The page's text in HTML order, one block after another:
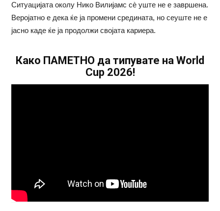
Ситуацијата околу Нико Вилијамс сè уште не е завршена.
Веројатно е дека ќе ја промени средината, но сеуште не е
јасно каде ќе ја продолжи својата кариера.
Како ПАМЕТНО да типувате на World
Cup 2026!